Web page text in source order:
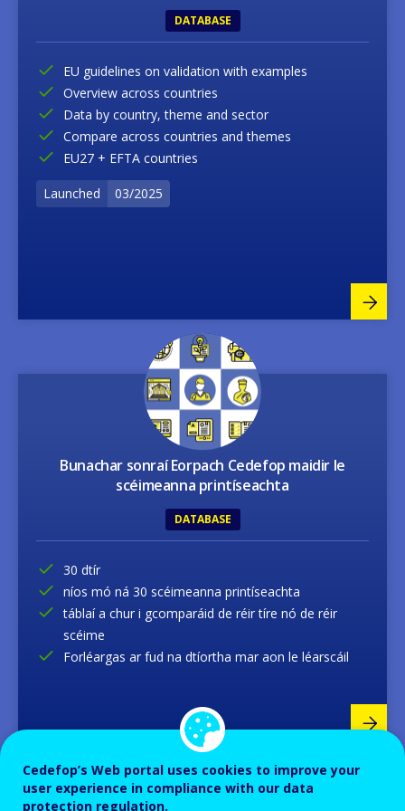
DATABASE
EU guidelines on validation with examples
Overview across countries
Data by country, theme and sector
Compare across countries and themes
EU27 + EFTA countries
Launched 03/2025
Image
Bunachar sonraí Eorpach Cedefop maidir le
scéimeanna printíseachta
DATABASE
30 dtír
níos mó ná 30 scéimeanna printíseachta
táblaí a chur i gcomparáid de réir tíre nó de réir
scéime
Forléargas ar fud na dtíortha mar aon le léarscáil
Image
Cedefop’s Web portal uses cookies to improve your
user experience in compliance with our data
protection regulation.